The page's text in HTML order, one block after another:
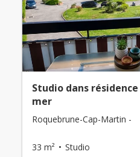
Studio dans
mer
Roquebrune-Cap-Martin -
33 m² Studio